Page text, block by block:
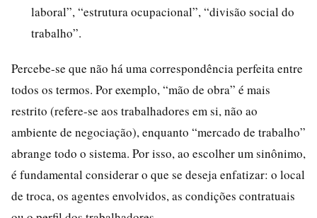
laboral”, “estrutura ocupacional”, “divisão social do
trabalho”.
Percebe-se que não há uma correspondência perfeita entre
todos os termos. Por exemplo, “mão de obra” é mais
restrito (refere-se aos trabalhadores em si, não ao
ambiente de negociação), enquanto “mercado de trabalho”
abrange todo o sistema. Por isso, ao escolher um sinônimo,
é fundamental considerar o que se deseja enfatizar: o local
de troca, os agentes envolvidos, as condições contratuais